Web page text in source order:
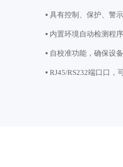
▪ 具有控制、保护、警
▪ 内置环境自动检测程
▪ 自校准功能，确保设
▪ RJ45/RS232端口口，